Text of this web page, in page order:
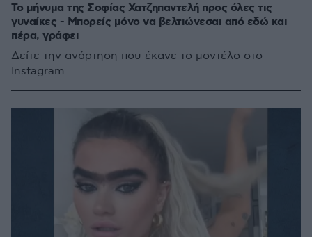
Το μήνυμα της Σοφίας Χατζηπαντελή προς όλες τις
γυναίκες - Μπορείς μόνο να βελτιώνεσαι από εδώ και
πέρα, γράφει
Δείτε την ανάρτηση που έκανε το μοντέλο στο
Instagram